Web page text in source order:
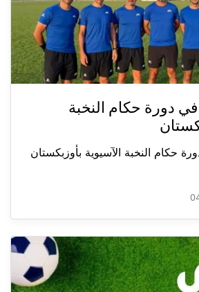
في دورة حكام النخبة
حكام النخبة الآسيوية بأوزبكستان